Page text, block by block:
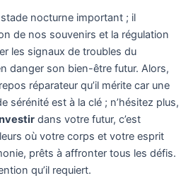
nocturne important ; il
de nos souvenirs et la régulation
les signaux de troubles du
danger son bien-être futur. Alors,
réparateur qu’il mérite car une
sérénité est à la clé ; n’hésitez plus,
dans votre futur, c’est
où votre corps et votre esprit
prêts à affronter tous les défis.
qu’il requiert.